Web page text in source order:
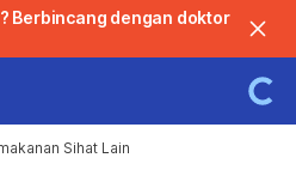
Berbincang dengan doktor
Sihat Lain